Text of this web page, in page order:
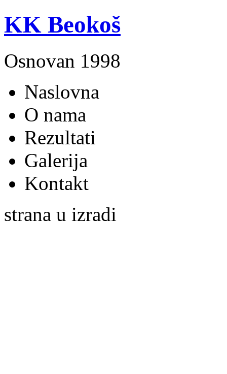
KK Beokoš
Osnovan 1998
Naslovna
O nama
Rezultati
Galerija
Kontakt
strana u izradi